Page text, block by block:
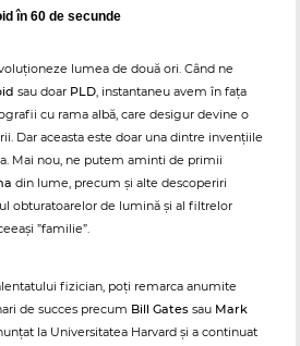
în 60 de secunde
lumea de două ori. Când ne
sau doar PLD, instantaneu avem în fața
cu rama albă, care desigur devine o
Dar aceasta este doar una dintre invențiile
Mai nou, ne putem aminti de primii
din lume, precum și alte descoperiri
obturatoarelor de lumină și al filtrelor
”familie”.
fizician, poți remarca anumite
de succes precum Bill Gates sau Mark
la Universitatea Harvard și a continuat